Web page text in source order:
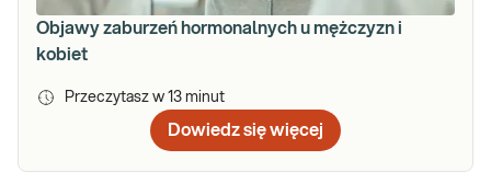
Objawy zaburzeń hormonalnych u mężczyzn i
kobiet
Przeczytasz w 13 minut
Dowiedz się więcej